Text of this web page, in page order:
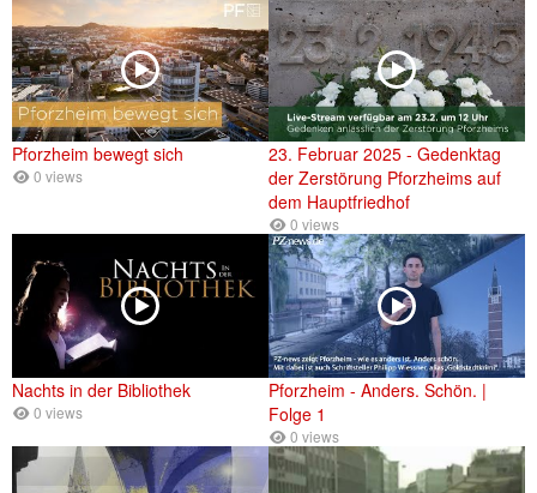
Pforzheim bewegt sich
0 views
23. Februar 2025 - Gedenktag
der Zerstörung Pforzheims auf
dem Hauptfriedhof
0 views
Nachts in der Bibliothek
0 views
Pforzheim - Anders. Schön. |
Folge 1
0 views